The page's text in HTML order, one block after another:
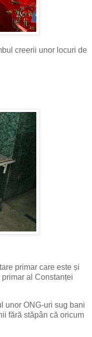
creerii unor locuri de
primar care este și
al Constanței
unor ONG-uri sug bani
fără stăpân că oricum